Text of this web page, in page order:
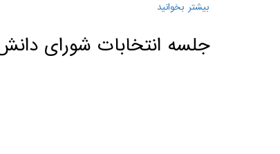
بیشتر بخوانید
جلسه انتخابات شورای